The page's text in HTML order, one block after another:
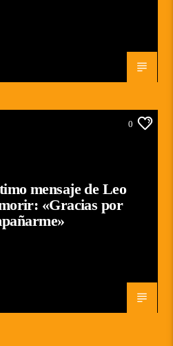
0
mensaje de Leo
«Gracias por